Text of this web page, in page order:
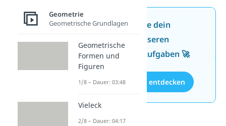
Jetzt neu: Teste dein
Wissen mit unseren
kostenlosen Aufgaben 🚀
Aufgaben entdecken
Geometrie
Geometrische Grundlagen
Geometrische
Formen und
Figuren
1/8 – Dauer: 03:48
Vieleck
2/8 – Dauer: 04:17